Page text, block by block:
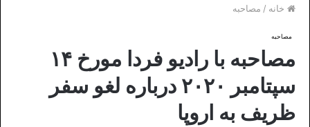
خانه / مصاحبه
مصاحبه
مصاحبه با رادیو فردا مورخ ۱۴
سپتامبر ۲۰۲۰ درباره لغو سفر
ظریف به اروپا